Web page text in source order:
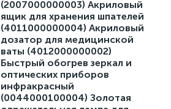
(2007000000003) Акриловый
ящик для хранения шпателей
(4011000000004) Акриловый
дозатор для медицинской
ваты (4012000000002)
Быстрый обогрев зеркал и
оптических приборов
инфракрасный
(0044000100004) Золотая